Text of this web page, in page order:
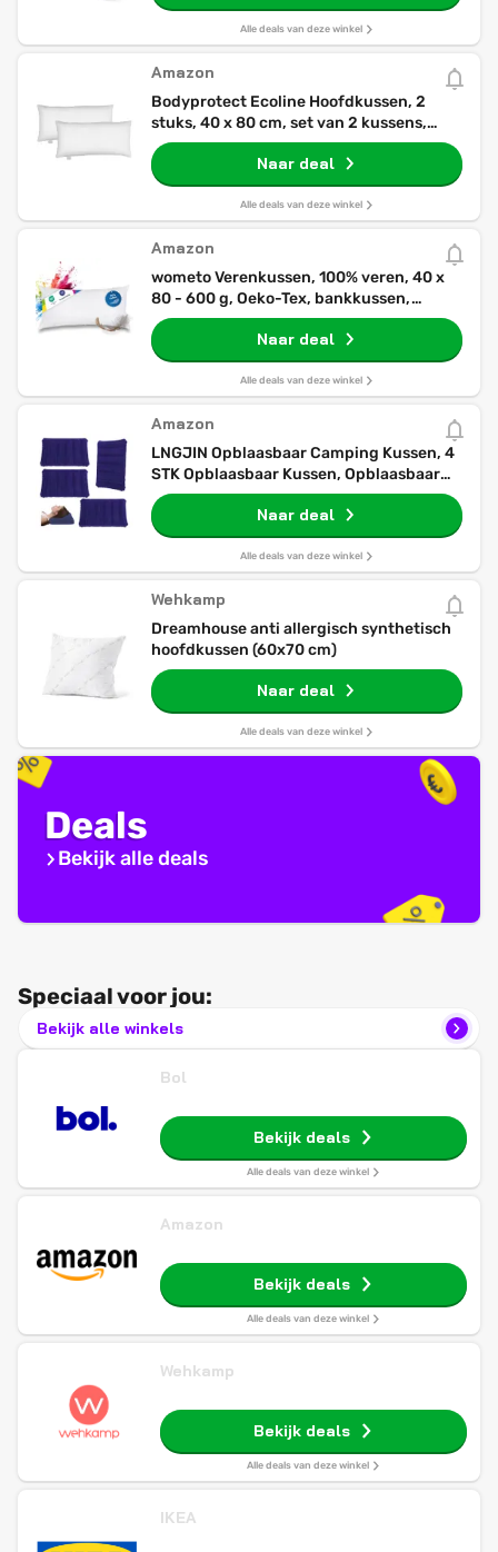
opblaasbaar reis nekkussen, comfortabel
slaapkussen (zwart)Alle deals van deze winkel
Amazon
Bodyprotect Ecoline Hoofdkussen, 2
stuks, 40 x 80 cm, set van 2 kussens,
dubbelpak beddengoedset van 100%
microvezel, wasbaar, wit
Naar deal
Alle deals van deze winkel
Amazon
wometo Verenkussen, 100% veren, 40 x
80 - 600 g, Oeko-Tex, bankkussen,
vulkussen, overtrek, katoen,
wit/binnenkussen/kussenvulling/
Naar deal
Alle deals van deze winkel
Amazon
LNGJIN Opblaasbaar Camping Kussen, 4
STK Opblaasbaar Kussen, Opblaasbaar
Strandkussen met Nekondersteuning,
Geborsteld Hoofdkussen, Comfortabel
Reiskussen, voor Kantoor, Outdoor
Naar deal
Alle deals van deze winkel
Wehkamp
Dreamhouse anti allergisch synthetisch
hoofdkussen (60x70 cm)
Naar deal
Alle deals van deze winkel
Deals
Bekijk alle deals
Speciaal voor jou:
Bekijk alle winkels
Bol
Bekijk deals
Alle deals van deze winkel
Amazon
Bekijk deals
Alle deals van deze winkel
Wehkamp
Bekijk deals
Alle deals van deze winkel
IKEA